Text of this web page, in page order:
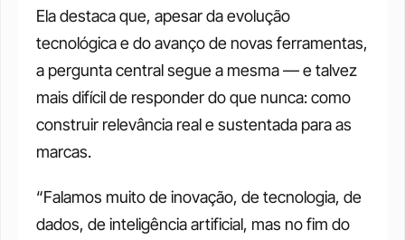
Ela destaca que, apesar da evolução
tecnológica e do avanço de novas ferramentas,
a pergunta central segue a mesma — e talvez
mais difícil de responder do que nunca: como
construir relevância real e sustentada para as
marcas.
“Falamos muito de inovação, de tecnologia, de
dados, de inteligência artificial, mas no fim do